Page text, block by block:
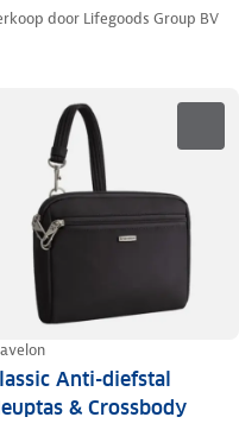
door Lifegoods Group BV
Anti-diefstal
& Crossbody